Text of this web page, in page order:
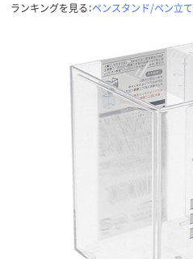
ランキングを見る：ペンスタンド/ペン立て